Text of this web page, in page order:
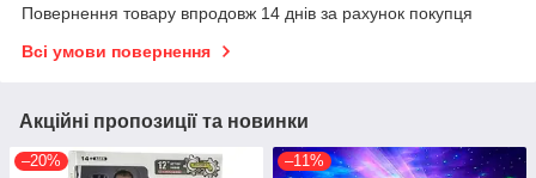
Повернення товару впродовж 14 днів за рахунок покупця
Всі умови повернення
Акційні пропозиції та новинки
–20% –11%